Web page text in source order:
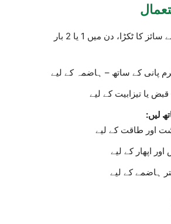
پانی کے ساتھ – ہاضمہ کے لیے
یا تیزابیت کے لیے
لیں:
اور طاقت کے لیے
اپھار کے لیے
ہاضمے کے لیے